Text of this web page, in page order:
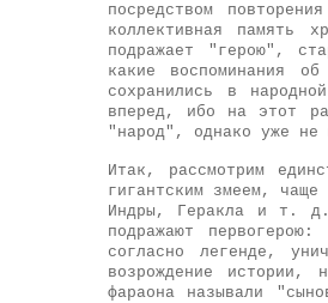
посредством
коллективная память
подражает "герою",
какие воспоминания
сохранились в
вперед, ибо на этот
"народ", однако уже не
Итак, рассмотрим
гигантским змеем,
Индры, Геракла и т. д.;
подражают
согласно легенде,
возрождение истории,
фараона называли